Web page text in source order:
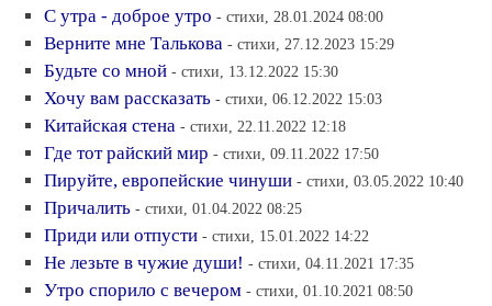
С утра - доброе утро - стихи, 28.01.2024 08:00
Верните мне Талькова - стихи, 27.12.2023 15:29
Будьте со мной - стихи, 13.12.2022 15:30
Хочу вам рассказать - стихи, 06.12.2022 15:03
Китайская стена - стихи, 22.11.2022 12:18
Где тот райский мир - стихи, 09.11.2022 17:50
Пируйте, европейские чинуши - стихи, 03.05.2022 10:40
Причалить - стихи, 01.04.2022 08:25
Приди или отпусти - стихи, 15.01.2022 14:22
Не лезьте в чужие души! - стихи, 04.11.2021 17:35
Утро спорило с вечером - стихи, 01.10.2021 08:50